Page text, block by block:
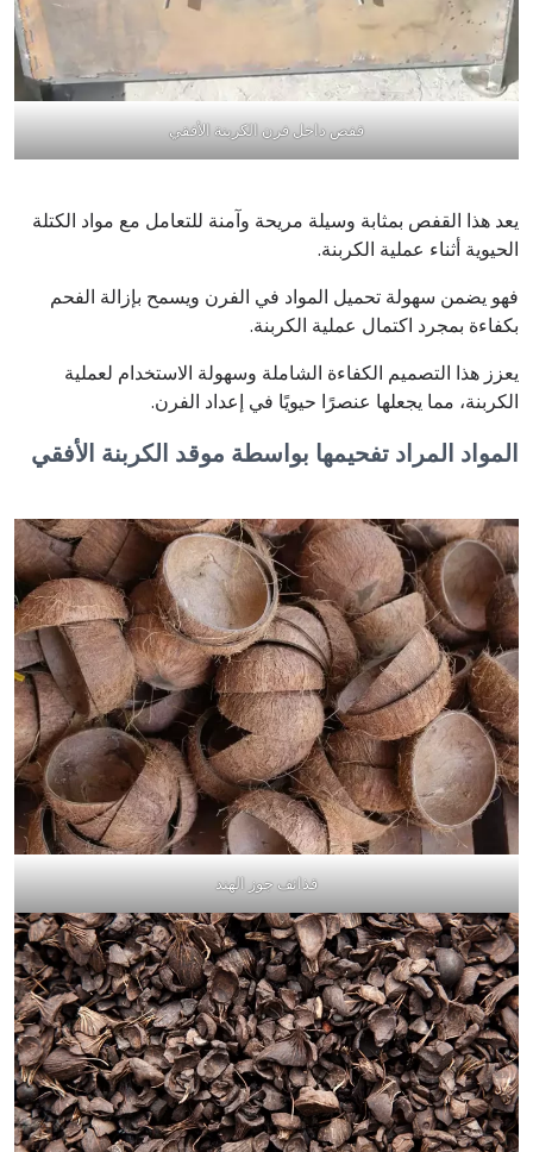
قفص داخل فرن الكربنة الأفقي
يعد هذا القفص بمثابة وسيلة مريحة وآمنة للتعامل مع مواد الكتلة
الحيوية أثناء عملية الكربنة.
فهو يضمن سهولة تحميل المواد في الفرن ويسمح بإزالة الفحم
بكفاءة بمجرد اكتمال عملية الكربنة.
يعزز هذا التصميم الكفاءة الشاملة وسهولة الاستخدام لعملية
الكربنة، مما يجعلها عنصرًا حيويًا في إعداد الفرن.
المواد المراد تفحيمها بواسطة موقد الكربنة الأفقي
قذائف جوز الهند